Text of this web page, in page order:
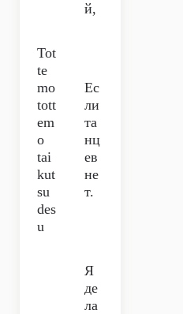
й,
Tot
te
mo
tott
em
o
tai
kut
su
des
u
Ес
ли
та
нц
ев
не
т.
Я
де
ла